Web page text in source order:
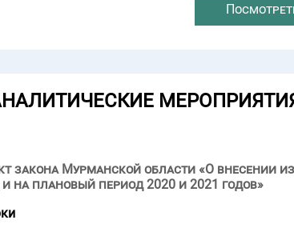
закона Мурманской области «О внесении
на плановый период 2020 и 2021 годов»